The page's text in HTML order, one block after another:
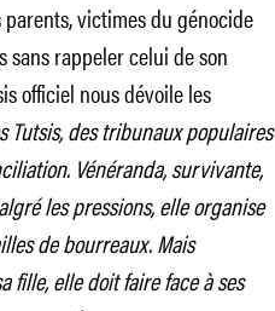
victimes du génocide
sans rappeler celui de son
officiel nous dévoile les
Tutsis, des tribunaux populaires
Vénéranda, survivante,
les pressions, elle organise
de bourreaux. Mais
fille, elle doit faire face à ses